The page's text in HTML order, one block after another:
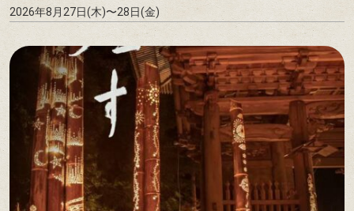
2026年8月27日(木)〜28日(金)